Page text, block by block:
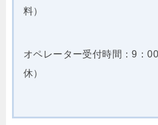
料）
オペレーター受付時間：9：
休）